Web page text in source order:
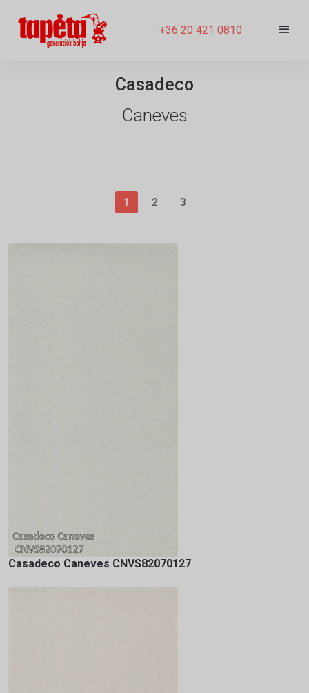
+36 20 421 0810
Casadeco
Caneves
1 2 3
Casadeco Caneves CNVS82070127